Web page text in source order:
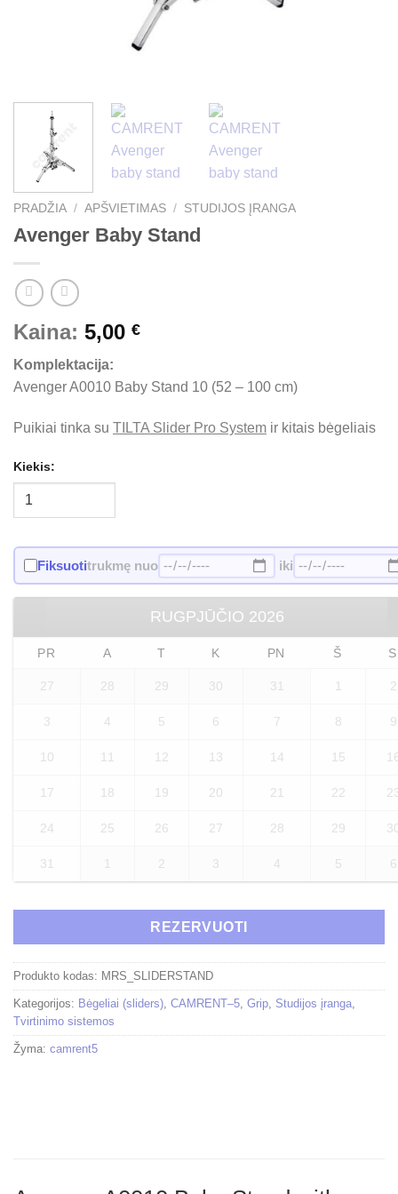
PRADŽIA / APŠVIETIMAS / STUDIJOS ĮRANGA
Avenger Baby Stand
Kaina: 5,00 €
Komplektacija:
Avenger A0010 Baby Stand 10 (52 – 100 cm)
Puikiai tinka su TILTA Slider Pro System ir kitais bėgeliais
Kiekis:
Fiksuotitrukmę nuo iki
RUGPJŪČIO 2026
PR A T K PN Š S
27 28 29 30 31 1 2
3 4 5 6 7 8 9
10 11 12 13 14 15
17 18 19 20 21 22
24 25 26 27 28 29
31 1 2 3 4 5 6
REZERVUOTI
Produkto kodas: MRS_SLIDERSTAND
Kategorijos: Bėgeliai (sliders), CAMRENT–5, Grip, Studijos įranga,
Tvirtinimo sistemos
Žyma: camrent5